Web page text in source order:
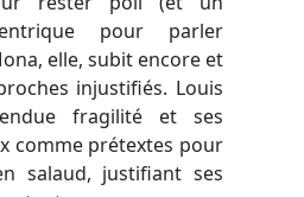
pour parler
elle, subit encore et
injustifiés. Louis
fragilité et ses
comme prétextes pour
salaud, justifiant ses